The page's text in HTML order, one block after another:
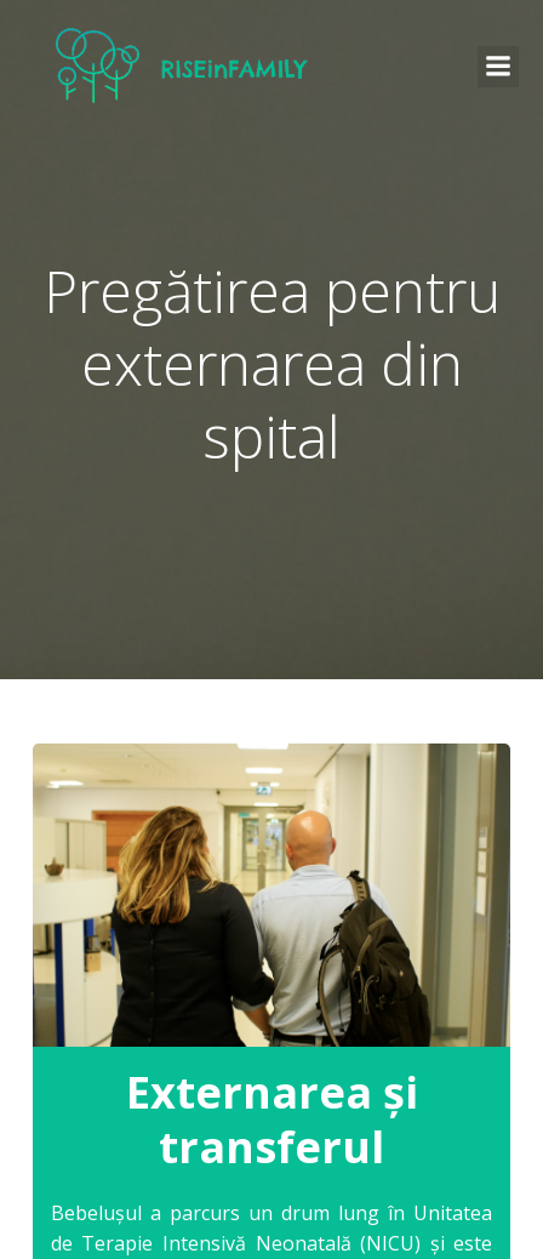
Pregătirea pentru
externarea din
spital
Externarea și
transferul
Bebelușul a parcurs un drum lung în Unitatea
de Terapie Intensivă Neonatală (NICU) și este